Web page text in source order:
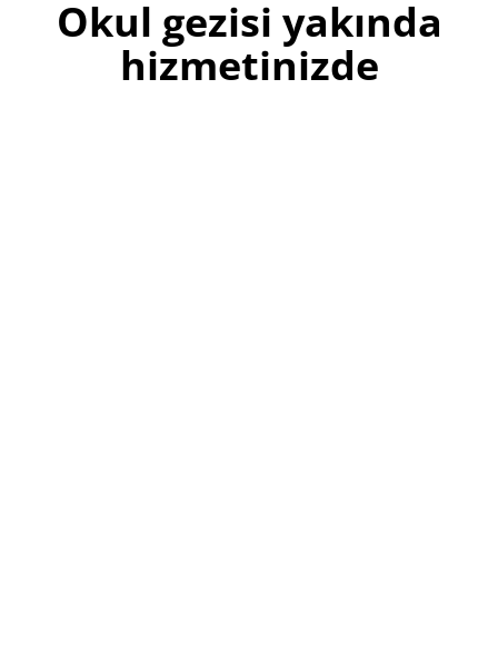
Okul gezisi yakında
hizmetinizde